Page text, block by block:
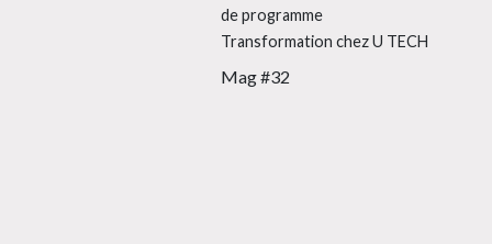
de programme
Transformation chez U TECH
Mag #32